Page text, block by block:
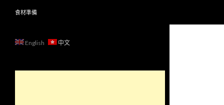
食材準備
English 中文